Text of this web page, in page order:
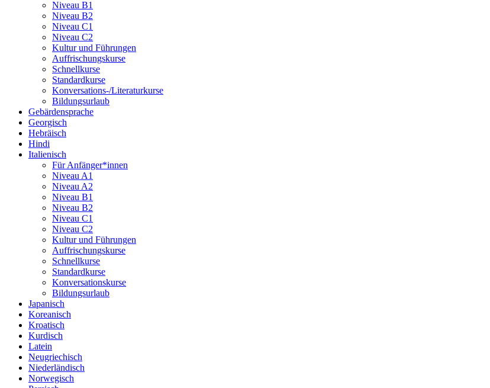
Niveau B1
Niveau B2
Niveau C1
Niveau C2
Kultur und Führungen
Auffrischungskurse
Schnellkurse
Standardkurse
Konversations-/Literaturkurse
Bildungsurlaub
Gebärdensprache
Georgisch
Hebräisch
Hindi
Italienisch
Für Anfänger*innen
Niveau A1
Niveau A2
Niveau B1
Niveau B2
Niveau C1
Niveau C2
Kultur und Führungen
Auffrischungskurse
Schnellkurse
Standardkurse
Konversationskurse
Bildungsurlaub
Japanisch
Koreanisch
Kroatisch
Kurdisch
Latein
Neugriechisch
Niederländisch
Norwegisch